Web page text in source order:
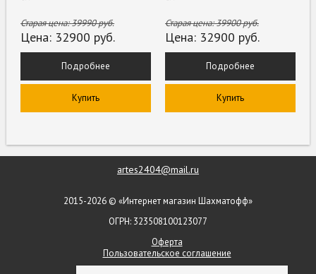
Старая цена:39990руб.
Цена: 32900 руб.
Подробнее
Купить
Старая цена:39900руб.
Цена: 32900 руб.
Подробнее
Купить
artes2404@mail.ru
2015-2026 © «Интернет магазин Шахматофф»
ОГРН: 323508100123077
Оферта
Пользовательское соглашение